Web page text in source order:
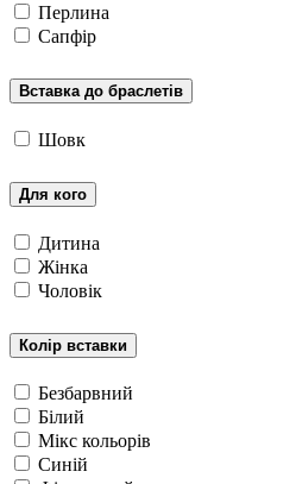
Перлина
Сапфір
Вставка до браслетів
Шовк
Для кого
Дитина
Жінка
Чоловік
Колір вставки
Безбарвний
Білий
Мікс кольорів
Синій